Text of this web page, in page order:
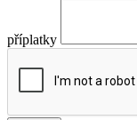
příplatky